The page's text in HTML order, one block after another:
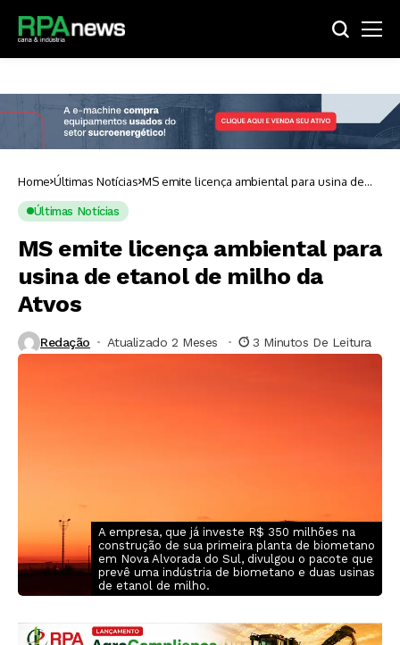
Home Últimas Notícias MS emite licença ambiental para usina de
etanol de milho da Atvos
Últimas Notícias
MS emite licença ambiental para
usina de etanol de milho da
Atvos
Redação Atualizado 2 Meses ⁮ 3 Minutos De Leitura
A empresa, que já investe R$ 350 milhões na
construção de sua primeira planta de biometano
em Nova Alvorada do Sul, divulgou o pacote que
prevê uma indústria de biometano e duas usinas
de etanol de milho.